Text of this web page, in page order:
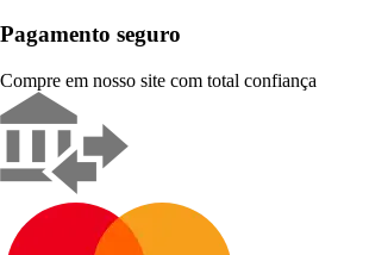
Pagamento seguro
Compre em nosso site com total confiança